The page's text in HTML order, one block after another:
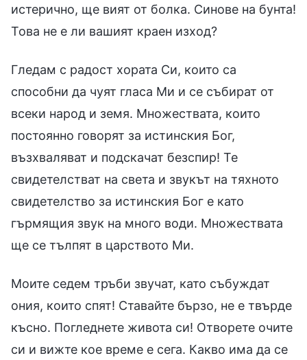
истерично, ще вият от болка. Синове на бунта!
Това не е ли вашият краен изход?
Гледам с радост хората Си, които са
способни да чуят гласа Ми и се събират от
всеки народ и земя. Множествата, които
постоянно говорят за истинския Бог,
възхваляват и подскачат безспир! Те
свидетелстват на света и звукът на тяхното
свидетелство за истинския Бог е като
гърмящия звук на много води. Множествата
ще се тълпят в царството Ми.
Моите седем тръби звучат, като събуждат
ония, които спят! Ставайте бързо, не е твърде
късно. Погледнете живота си! Отворете очите
си и вижте кое време е сега. Какво има да се